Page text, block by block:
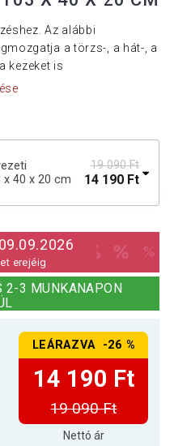
Az alábbi
a törzs-, a hát-, a
kezeket is
40 x 20 cm
19 090 Ft
14 190 Ft
erejéig
2-3 MUNKANAPON
LEÁRAZVA -26 %
14 190 Ft
19 090 Ft
Nettó ár